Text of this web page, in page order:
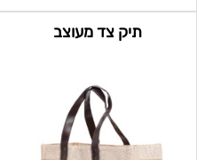
תיק צד מעוצב